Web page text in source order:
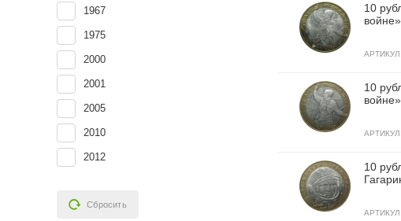
10
АРТИКУЛ:
10
АРТИКУЛ:
10
АРТИКУЛ:
1967
1975
2000
2001
2005
2010
2012
Сбросить